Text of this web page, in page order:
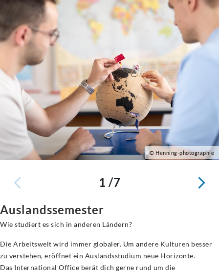
© Henning-photographie
1 /7
Auslandssemester
Wie studiert es sich in anderen Ländern?
Die Arbeitswelt wird immer globaler. Um andere Kulturen besser
zu verstehen, eröffnet ein Auslandsstudium neue Horizonte.
Das International Office berät dich gerne rund um die